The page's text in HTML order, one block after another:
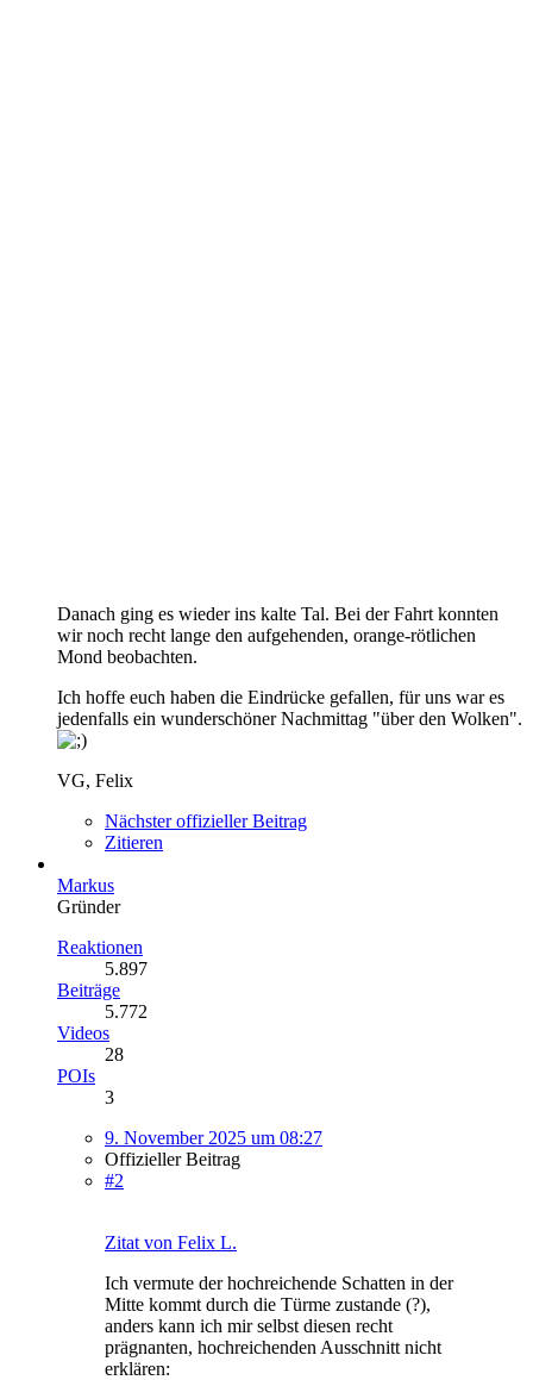
Danach ging es wieder ins kalte Tal. Bei der Fahrt konnten
wir noch recht lange den aufgehenden, orange-rötlichen
Mond beobachten.
Ich hoffe euch haben die Eindrücke gefallen, für uns war es
jedenfalls ein wunderschöner Nachmittag "über den Wolken".
VG, Felix
Nächster offizieller Beitrag
Zitieren
Markus
Gründer
Reaktionen
5.897
Beiträge
5.772
Videos
28
POIs
3
9. November 2025 um 08:27
Offizieller Beitrag
#2
Zitat von Felix L.
Ich vermute der hochreichende Schatten in der
Mitte kommt durch die Türme zustande (?),
anders kann ich mir selbst diesen recht
prägnanten, hochreichenden Ausschnitt nicht
erklären: